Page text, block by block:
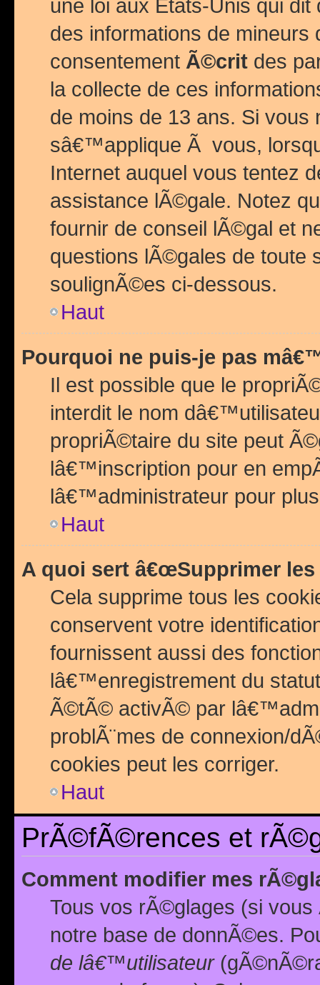
une loi aux Etats-Unis qui
des informations de mineurs
consentement Ã©crit des
la collecte de ces
de moins de 13 ans. Si
sâ€™applique Ã vous,
Internet auquel vous tentez
assistance lÃ©gale. Notez
fournir de conseil lÃ©gal et
questions lÃ©gales de
soulignÃ©es ci-dessous.
Haut
Pourquoi ne puis-je pas
Il est possible que le
interdit le nom
propriÃ©taire du site peut
lâ€™inscription pour en
lâ€™administrateur pour
Haut
A quoi sert â€œSupprimer les
Cela supprime tous les
conservent votre
fournissent aussi des
lâ€™enregistrement du
Ã©tÃ© activÃ© par
problÃ¨mes de connexion/
cookies peut les corriger.
Haut
PrÃ©fÃ©rences et
Comment modifier mes
Tous vos rÃ©glages (si
notre base de donnÃ©es.
de lâ€™utilisateur